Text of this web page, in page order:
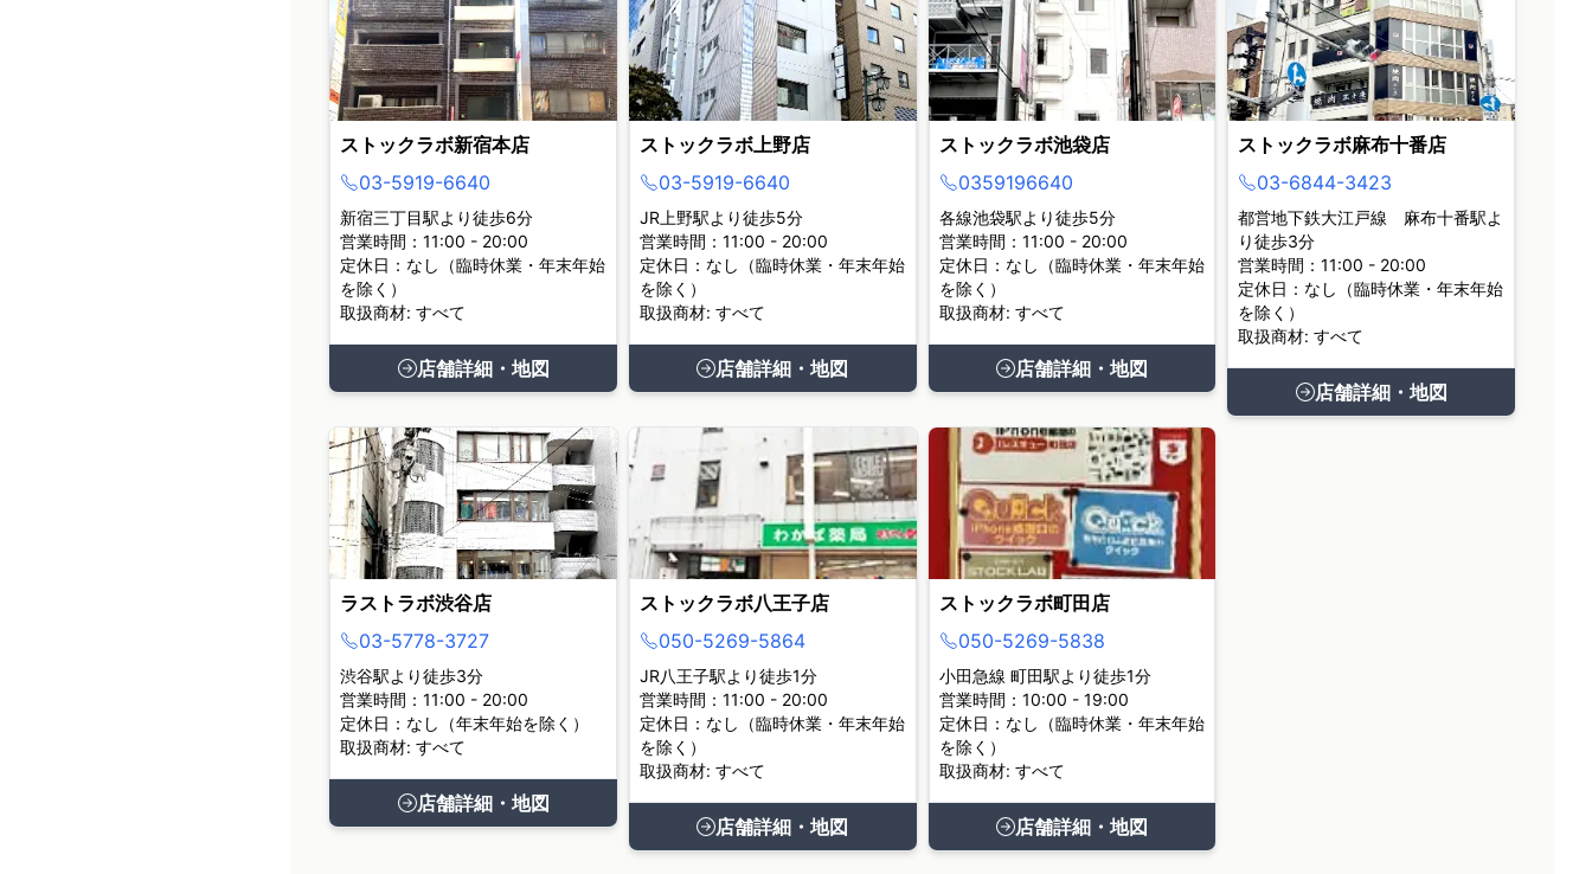
ストックラボ新宿本店
03-5919-6640
新宿三丁目駅より徒歩6分
営業時間：11:00 - 20:00
定休日：なし（臨時休業・年末年始
を除く）
取扱商材: すべて
店舗詳細・地図
ストックラボ上野店
03-5919-6640
JR上野駅より徒歩5分
営業時間：11:00 - 20:00
定休日：なし（臨時休業・年末年始
を除く）
取扱商材: すべて
店舗詳細・地図
ストックラボ池袋店
0359196640
各線池袋駅より徒歩5分
営業時間：11:00 - 20:00
定休日：なし（臨時休業・年末年始
を除く）
取扱商材: すべて
店舗詳細・地図
ストックラボ麻布十番店
03-6844-3423
都営地下鉄大江戸線 麻布十番駅よ
り徒歩3分
営業時間：11:00 - 20:00
定休日：なし（臨時休業・年末年始
を除く）
取扱商材: すべて
店舗詳細・地図
ラストラボ渋谷店
03-5778-3727
渋谷駅より徒歩3分
営業時間：11:00 - 20:00
定休日：なし（年末年始を除く）
取扱商材: すべて
店舗詳細・地図
ストックラボ八王子店
050-5269-5864
JR八王子駅より徒歩1分
営業時間：11:00 - 20:00
定休日：なし（臨時休業・年末年始
を除く）
取扱商材: すべて
店舗詳細・地図
ストックラボ町田店
050-5269-5838
小田急線 町田駅より徒歩1分
営業時間：10:00 - 19:00
定休日：なし（臨時休業・年末年始
を除く）
取扱商材: すべて
店舗詳細・地図